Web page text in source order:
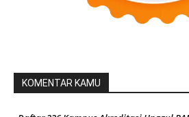
KOMENTAR KAMU